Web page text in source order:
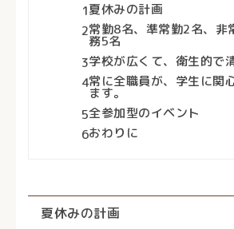
1夏休みの計画
2常勤8名、準常勤2名、非
務5名
3学校が広くて、衛生的で
4常に全職員が、学生に関
ます。
5全参加型のイベント
6おわりに
夏休みの計画